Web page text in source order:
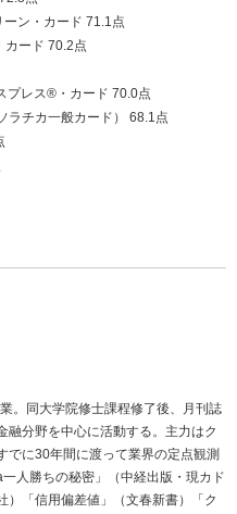
ン・カード 71.1点
カード 70.2点
プレス®・カード 70.0点
ラチカ一般カード） 68.1点
。同大学院修士課程修了後、月刊誌
融分野を中心に活動する。主力はク
でに30年間に渡って業界の定点観測
人勝ちの秘密」（中経出版・現カド
）「信用偏差値」（文春新書）「ク